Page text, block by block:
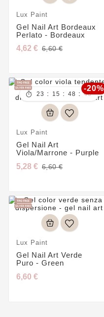
Lux Paint
Gel Nail Art Bordeaux
Perlato - Bordeaux
4,62 € 6,60 €
 23 : 15 : 48 : 45
Lux Paint
Gel Nail Art
Viola/marrone - Purple
5,28 €
-20%
6,60 €
Lux Paint
Gel Nail Art Verde
Puro - Green
6,60 €